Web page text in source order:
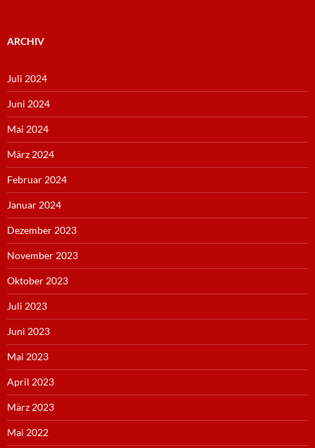
ARCHIV
Juli 2024
Juni 2024
Mai 2024
März 2024
Februar 2024
Januar 2024
Dezember 2023
November 2023
Oktober 2023
Juli 2023
Juni 2023
Mai 2023
April 2023
März 2023
Mai 2022